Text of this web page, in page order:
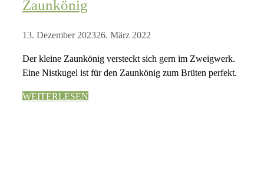
Zaunkönig
13. Dezember 202326. März 2022
Der kleine Zaunkönig versteckt sich gern im Zweigwerk.
Eine Nistkugel ist für den Zaunkönig zum Brüten perfekt.
WEITERLESEN